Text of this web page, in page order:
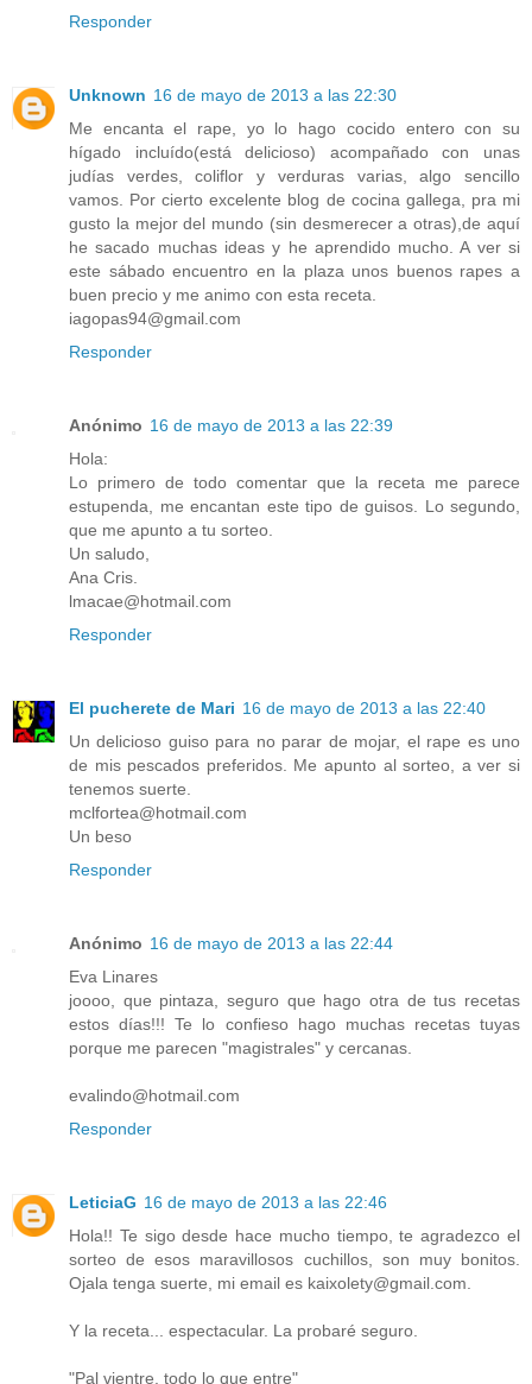
Responder
Unknown 16 de mayo de 2013 a las 22:30
Me encanta el rape, yo lo hago cocido entero con su
hígado incluído(está delicioso) acompañado con unas
judías verdes, coliflor y verduras varias, algo sencillo
vamos. Por cierto excelente blog de cocina gallega, pra mi
gusto la mejor del mundo (sin desmerecer a otras),de aquí
he sacado muchas ideas y he aprendido mucho. A ver si
este sábado encuentro en la plaza unos buenos rapes a
buen precio y me animo con esta receta.
iagopas94@gmail.com
Responder
Anónimo 16 de mayo de 2013 a las 22:39
Hola:
Lo primero de todo comentar que la receta me parece
estupenda, me encantan este tipo de guisos. Lo segundo,
que me apunto a tu sorteo.
Un saludo,
Ana Cris.
lmacae@hotmail.com
Responder
El pucherete de Mari 16 de mayo de 2013 a las 22:40
Un delicioso guiso para no parar de mojar, el rape es uno
de mis pescados preferidos. Me apunto al sorteo, a ver si
tenemos suerte.
mclfortea@hotmail.com
Un beso
Responder
Anónimo 16 de mayo de 2013 a las 22:44
Eva Linares
joooo, que pintaza, seguro que hago otra de tus recetas
estos días!!! Te lo confieso hago muchas recetas tuyas
porque me parecen "magistrales" y cercanas.
evalindo@hotmail.com
Responder
LeticiaG 16 de mayo de 2013 a las 22:46
Hola!! Te sigo desde hace mucho tiempo, te agradezco el
sorteo de esos maravillosos cuchillos, son muy bonitos.
Ojala tenga suerte, mi email es kaixolety@gmail.com.
Y la receta... espectacular. La probaré seguro.
"Pal vientre, todo lo que entre"